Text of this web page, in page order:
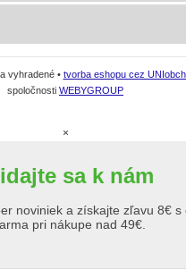
vyhradené • tvorba eshopu cez
spoločnosti WEBYGROUP
×
sa k nám
noviniek a získajte zľavu 8€ s
pri nákupe nad 49€.